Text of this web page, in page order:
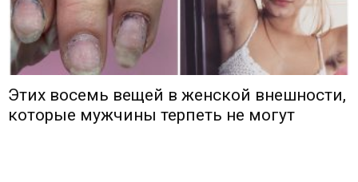
Этих восемь вещей в женской внешности,
которые мужчины терпеть не могут